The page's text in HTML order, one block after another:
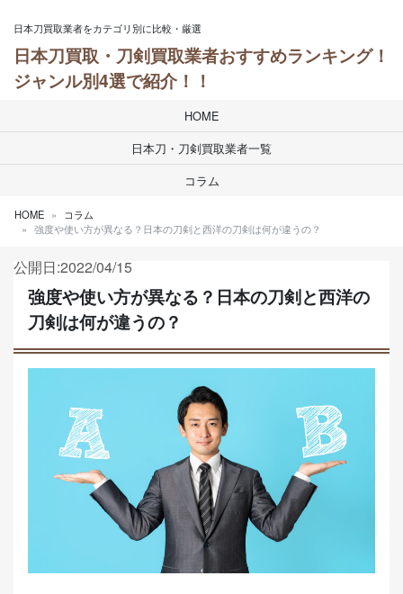
日本刀買取業者をカテゴリ別に比較・厳選
日本刀買取・刀剣買取業者おすすめランキング！
ジャンル別4選で紹介！！
HOME
日本刀・刀剣買取業者一覧
コラム
HOME
コラム
強度や使い方が異なる？日本の刀剣と西洋の刀剣は何が違うの？
公開日:2022/04/15
強度や使い方が異なる？日本の刀剣と西洋の
刀剣は何が違うの？